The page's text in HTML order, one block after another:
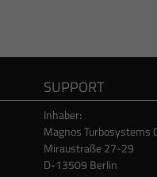
SUPPORT
Inhaber:
Magnos Turbosystems
Miraustraße 27-29
D-13509 Berlin